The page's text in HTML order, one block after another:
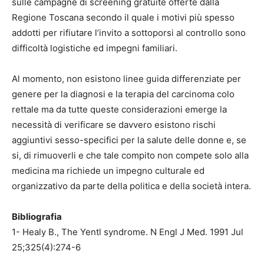
Regione Toscana secondo il quale i motivi più spesso
addotti per rifiutare l’invito a sottoporsi al controllo sono
difficoltà logistiche ed impegni familiari.
Al momento, non esistono linee guida differenziate per
genere per la diagnosi e la terapia del carcinoma colo
rettale ma da tutte queste considerazioni emerge la
necessità di verificare se davvero esistono rischi
aggiuntivi sesso-specifici per la salute delle donne e, se
si, di rimuoverli e che tale compito non compete solo alla
medicina ma richiede un impegno culturale ed
organizzativo da parte della politica e della società intera.
Bibliografia
1- Healy B., The Yentl syndrome. N Engl J Med. 1991 Jul
25;325(4):274-6